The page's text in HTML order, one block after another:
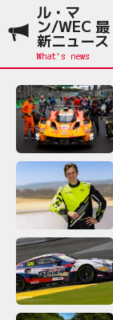
ル・マ
ン/WEC 最
新ニュース